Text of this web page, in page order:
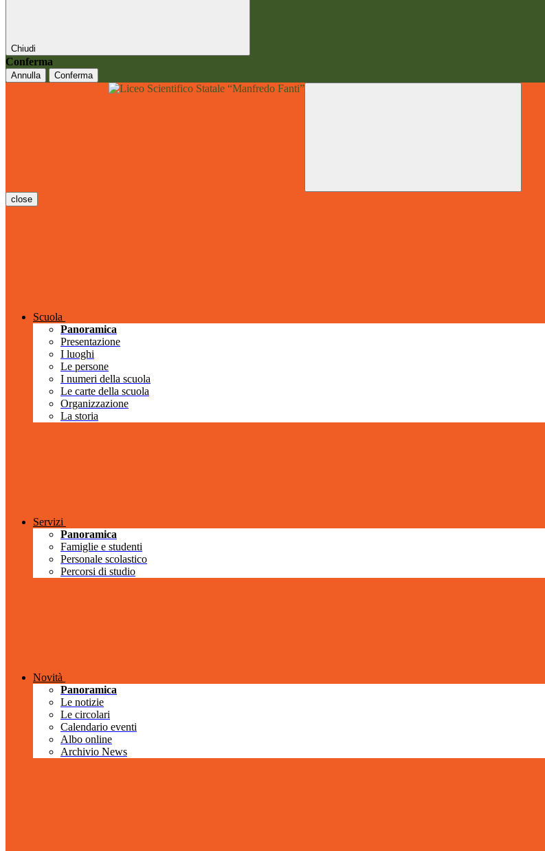
Chiudi
Conferma
Annulla Conferma
close
Scuola
Panoramica
Presentazione
I luoghi
Le persone
I numeri della scuola
Le carte della scuola
Organizzazione
La storia
Servizi
Panoramica
Famiglie e studenti
Personale scolastico
Percorsi di studio
Novità
Panoramica
Le notizie
Le circolari
Calendario eventi
Albo online
Archivio News